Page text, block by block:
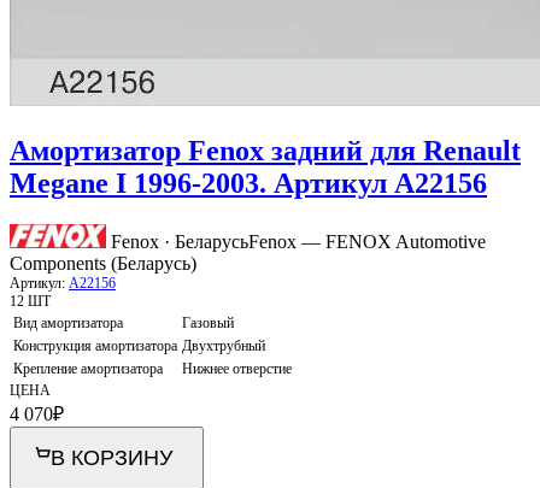
Амортизатор Fenox задний для Renault
Megane I 1996-2003. Артикул A22156
Fenox · БеларусьFenox — FENOX Automotive
Components (Беларусь)
Артикул: A22156
12 ШТ
Вид амортизатора
Газовый
Конструкция амортизатора Двухтрубный
Крепление амортизатора
Нижнее отверстие
ЦЕНА
4 070₽
В КОРЗИНУ